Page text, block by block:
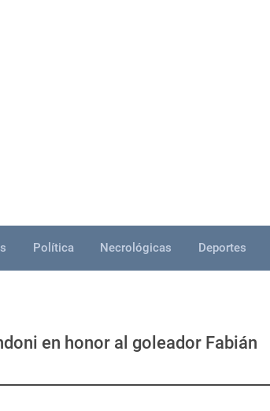
Política Necrológicas Deportes
en honor al goleador Fabián